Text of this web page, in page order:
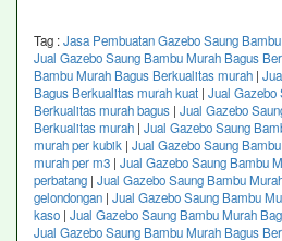
Tag :Jasa Pembuatan Gazebo Saung
Jual Gazebo Saung Bambu Murah Bagus
Bambu Murah Bagus Berkualitas murah |
Bagus Berkualitas murah kuat | Jual Gazebo
Berkualitas murah bagus | Jual Gazebo
Berkualitas murah | Jual Gazebo Saung
murah per kubik | Jual Gazebo Saung
murah per m3 | Jual Gazebo Saung Bambu
perbatang | Jual Gazebo Saung Bambu
gelondongan | Jual Gazebo Saung Bambu
kaso | Jual Gazebo Saung Bambu Murah
Jual Gazebo Saung Bambu Murah Bagus